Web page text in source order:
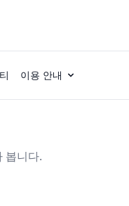
이용 안내
봅니다.